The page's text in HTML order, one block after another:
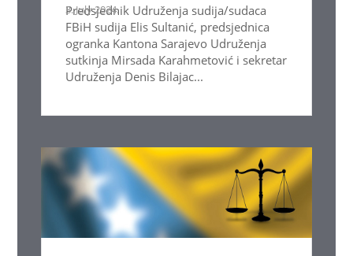
3. July 2024.
Predsjednik Udruženja sudija/sudaca
FBiH sudija Elis Sultanić, predsjednica
ogranka Kantona Sarajevo Udruženja
sutkinja Mirsada Karahmetović i sekretar
Udruženja Denis Bilajac...